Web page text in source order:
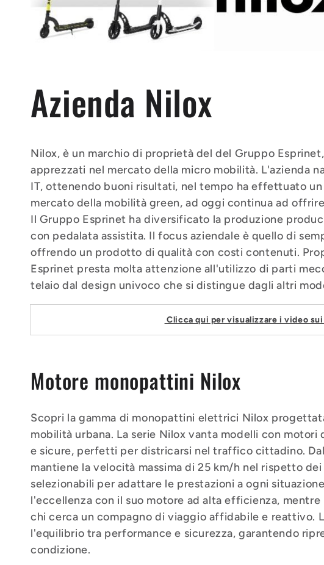
z
i
o
n
e
:
Azienda Nilox
Nilox, è un marchio di proprietà del del Gruppo
apprezzati nel mercato della micro mobilità. L'azienda
IT, ottenendo buoni risultati, nel tempo ha effettuato
mercato della mobilità green, ad oggi continua ad
Il Gruppo Esprinet ha diversificato la produzione
con pedalata assistita. Il focus aziendale è quello di
offrendo un prodotto di qualità con costi contenuti.
Esprinet presta molta attenzione all'utilizzo di parti
telaio dal design univoco che si distingue dagli altri
Clicca qui per visualizzare i video
Motore monopattini Nilox
Scopri la gamma di monopattini elettrici Nilox
mobilità urbana. La serie Nilox vanta modelli con
e sicure, perfetti per districarsi nel traffico cittadino.
mantiene la velocità massima di 25 km/h nel rispetto
selezionabili per adattare le prestazioni a ogni
l'eccellenza con il suo motore ad alta efficienza,
chi cerca un compagno di viaggio affidabile e reattivo.
l'equilibrio tra performance e sicurezza, garantendo
condizione.